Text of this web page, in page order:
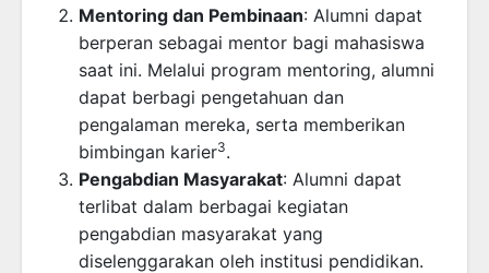
Mentoring dan Pembinaan: Alumni dapat
berperan sebagai mentor bagi mahasiswa
saat ini. Melalui program mentoring, alumni
dapat berbagi pengetahuan dan
pengalaman mereka, serta memberikan
bimbingan karier3.
Pengabdian Masyarakat: Alumni dapat
terlibat dalam berbagai kegiatan
pengabdian masyarakat yang
diselenggarakan oleh institusi pendidikan.